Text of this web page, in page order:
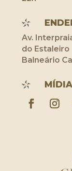
Av.
do Estaleiro
Balneário